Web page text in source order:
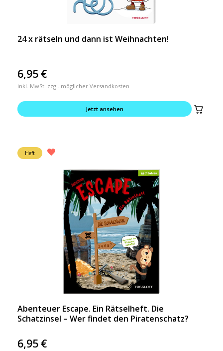
24 x rätseln und dann ist Weihnachten!
6,95 €
inkl. MwSt. zzgl. möglicher Versandkosten
Jetzt ansehen
Heft
Abenteuer Escape. Ein Rätselheft. Die
Schatzinsel – Wer findet den Piratenschatz?
6,95 €